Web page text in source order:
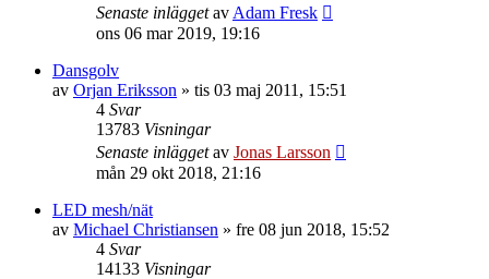
Senaste inläggetav Adam Fresk
ons 06 mar 2019, 19:16
Dansgolv
av Orjan Eriksson » tis 03 maj 2011, 15:51
4 Svar
13783 Visningar
Senaste inläggetav Jonas Larsson
mån 29 okt 2018, 21:16
LED mesh/nät
av Michael Christiansen » fre 08 jun 2018, 15:52
4 Svar
14133 Visningar